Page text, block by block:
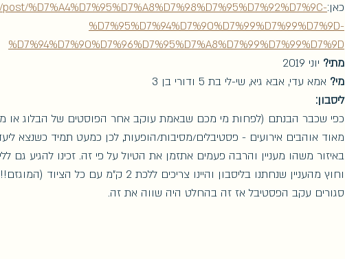
כאן:%D7%A4%D7%95%D7%A8%D7%98%D7%95%D7%92%D7%9C-
%D7%95%D7%94%D7%90%D7%99%D7%99%D7%9D-
%D7%94%D7%90%D7%96%D7%95%D7%A8%D7%99%D7%99%D7%9D
מתי? יוני 2019
מי? אמא עדי, אבא גיא, שי-לי בת 5 ודורי בן 3
ליסבון:
כפי שכבר הבנתם (לפחות מי מכם שבאמת עוקב אחר הפוסטים של הבלוג או
מאוד אוהבים אירועים - פסטיבלים/מסיבות/הופעות, לכן כמעט תמיד כשנצא
באיזור משהו מעניין והרבה פעמים אתזמן את הטיול על פי זה. זכינו להגיע גם
וחוץ מהעניין שנחתנו בליסבון והיינו צריכים
סגורים עקב הפסטיבל אז זה בהחלט היה שווה את זה.